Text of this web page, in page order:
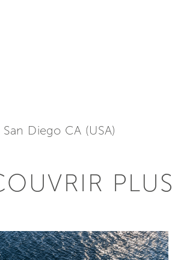
Diego CA (USA)
PLUS